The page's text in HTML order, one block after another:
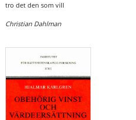
tro det den som vill
Christian Dahlman